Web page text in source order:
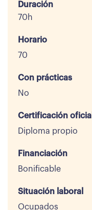
Duración
70h
Horario
70
Con prácticas
No
Certificación oficial
Diploma propio
Financiación
Bonificable
Situación laboral
Ocupados